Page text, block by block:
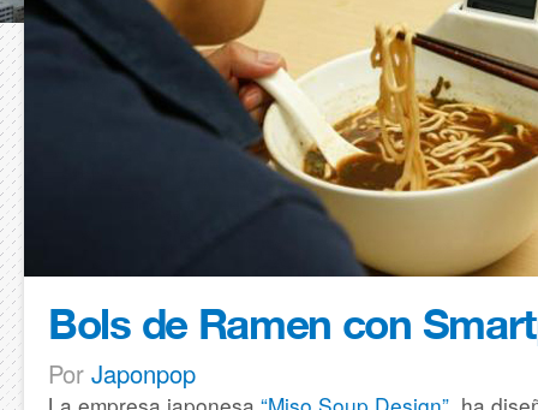
Bols de Ramen con
Por Japonpop